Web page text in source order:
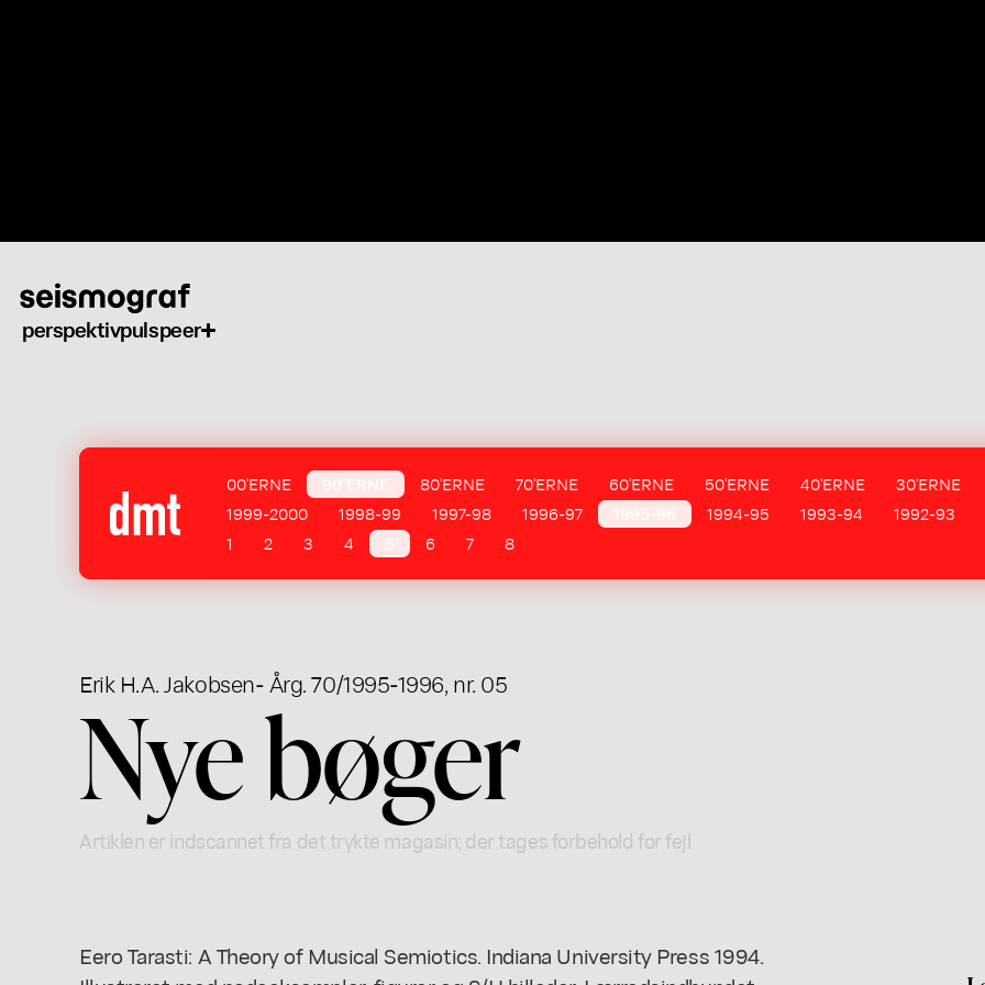
perspektivpulspeer
00'ERNE 80'ERNE 70'ERNE 60'ERNE 50'ERNE 40'ERNE 30'ERNE
1999-2000
1998-99 1997-98 1996-97 1994-95 1993-94 1992-93
1
2 3 4 6 7 8
Erik H.A. Jakobsen- Årg. 70/1995-1996, nr. 05
Nye bøger
Artiklen er indscannet fra det trykte magasin; der tages forbehold for fejl
Eero Tarasti: A Theory of Musical Semiotics. Indiana University Press 1994.